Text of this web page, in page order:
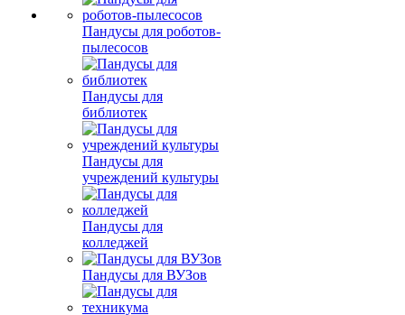
Пандусы для роботов-
пылесосов
Пандусы для
библиотек
Пандусы для
учреждений культуры
Пандусы для
колледжей
Пандусы для ВУЗов